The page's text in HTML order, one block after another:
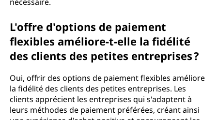
L'offre d'options de paiement
flexibles améliore-t-elle la fidélité
des clients des petites entreprises ?
Oui, offrir des options de paiement flexibles améliore
la fidélité des clients des petites entreprises. Les
clients apprécient les entreprises qui s'adaptent à
leurs méthodes de paiement préférées, créant ainsi